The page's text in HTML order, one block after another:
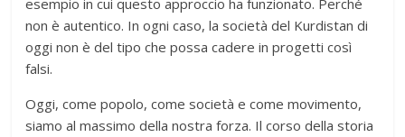
esempio in cui questo approccio ha funzionato. Perché
non è autentico. In ogni caso, la società del Kurdistan di
oggi non è del tipo che possa cadere in progetti così
falsi.
Oggi, come popolo, come società e come movimento,
siamo al massimo della nostra forza. Il corso della storia